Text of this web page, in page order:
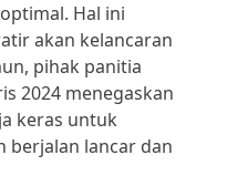
Hal ini
akan kelancaran
pihak panitia
2024 menegaskan
keras untuk
berjalan lancar dan